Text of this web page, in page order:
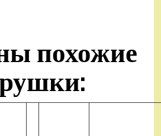
похожие